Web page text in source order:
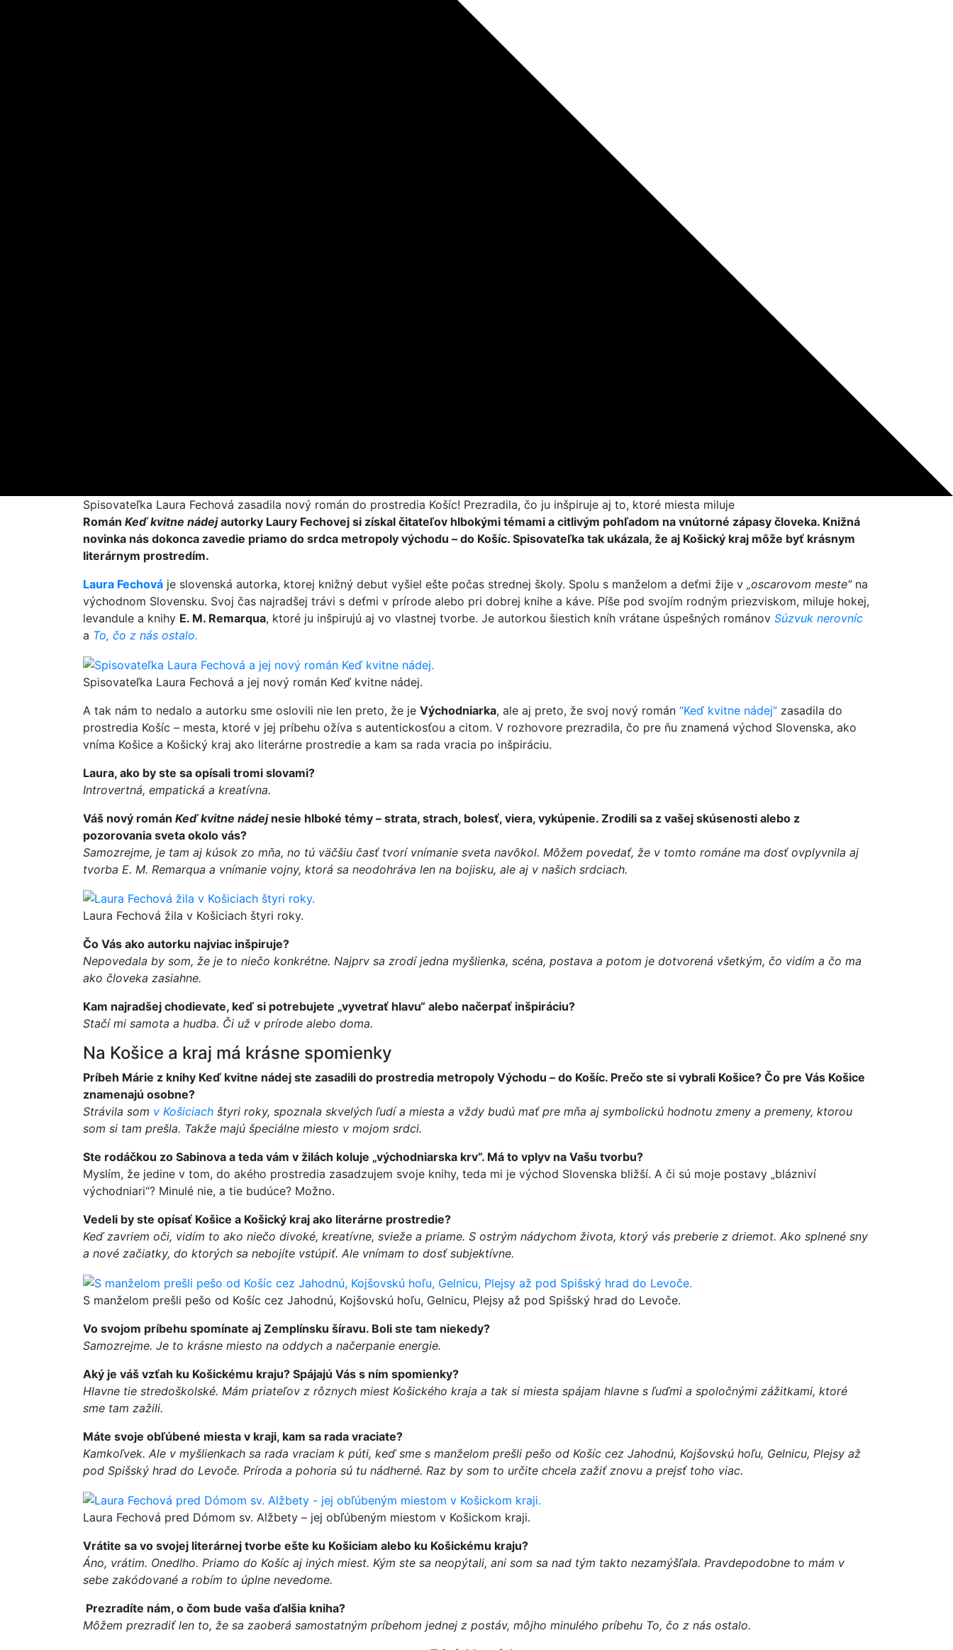
Spisovateľka Laura Fechová zasadila nový román do prostredia Košíc! Prezradila, čo ju inšpiruje aj to, ktoré miesta miluje
Román Keď kvitne nádejautorky Laury Fechovej si získal čitateľov hlbokými témami a citlivým pohľadom na vnútorné zápasy človeka. Knižná
novinka nás dokonca zavedie priamo do srdca metropoly východu – do Košíc. Spisovateľka tak ukázala, že aj Košický kraj môže byť krásnym
literárnym prostredím.
Laura Fechová je slovenská autorka, ktorej knižný debut vyšiel ešte počas strednej školy. Spolu s manželom a deťmi žije v „oscarovom meste“na
východnom Slovensku. Svoj čas najradšej trávi s deťmi v prírode alebo pri dobrej knihe a káve. Píše pod svojím rodným priezviskom, miluje hokej,
levandule a knihy E. M. Remarqua, ktoré ju inšpirujú aj vo vlastnej tvorbe. Je autorkou šiestich kníh vrátane úspešných románov Súzvuk nerovníc
a To, čo z nás ostalo.
Spisovateľka Laura Fechová a jej nový román Keď kvitne nádej.
A tak nám to nedalo a autorku sme oslovili nie len preto, že je Východniarka, ale aj preto, že svoj nový román “Keď kvitne nádej” zasadila do
prostredia Košíc – mesta, ktoré v jej príbehu ožíva s autentickosťou a citom. V rozhovore prezradila, čo pre ňu znamená východ Slovenska, ako
vníma Košice a Košický kraj ako literárne prostredie a kam sa rada vracia po inšpiráciu.
Laura, ako by ste sa opísali tromi slovami?
Introvertná, empatická a kreatívna.
Váš nový román Keď kvitne nádejnesie hlboké témy – strata, strach, bolesť, viera, vykúpenie. Zrodili sa z vašej skúsenosti alebo z
pozorovania sveta okolo vás?
Samozrejme, je tam aj kúsok zo mňa, no tú väčšiu časť tvorí vnímanie sveta navôkol. Môžem povedať, že v tomto románe ma dosť ovplyvnila aj
tvorba E. M. Remarqua a vnímanie vojny, ktorá sa neodohráva len na bojisku, ale aj v našich srdciach.
Laura Fechová žila v Košiciach štyri roky.
Čo Vás ako autorku najviac inšpiruje?
Nepovedala by som, že je to niečo konkrétne. Najprv sa zrodí jedna myšlienka, scéna, postava a potom je dotvorená všetkým, čo vidím a čo ma
ako človeka zasiahne.
Kam najradšej chodievate, keď si potrebujete „vyvetrať hlavu“ alebo načerpať inšpiráciu?
Stačí mi samota a hudba. Či už v prírode alebo doma.
Na Košice a kraj má krásne spomienky
Príbeh Márie z knihy Keď kvitne nádej ste zasadili do prostredia metropoly Východu – do Košíc. Prečo ste si vybrali Košice? Čo pre Vás Košice
znamenajú osobne?
Strávila som v Košiciach štyri roky, spoznala skvelých ľudí a miesta a vždy budú mať pre mňa aj symbolickú hodnotu zmeny a premeny, ktorou
som si tam prešla. Takže majú špeciálne miesto v mojom srdci.
Ste rodáčkou zo Sabinova a teda vám v žilách koluje „východniarska krv“. Má to vplyv na Vašu tvorbu?
Myslím, že jedine v tom, do akého prostredia zasadzujem svoje knihy, teda mi je východ Slovenska bližší. A či sú moje postavy „blázniví
východniari“? Minulé nie, a tie budúce? Možno.
Vedeli by ste opísať Košice a Košický kraj ako literárne prostredie?
Keď zavriem oči, vidím to ako niečo divoké, kreatívne, svieže a priame. S ostrým nádychom života, ktorý vás preberie z driemot. Ako splnené sny
a nové začiatky, do ktorých sa nebojíte vstúpiť. Ale vnímam to dosť subjektívne.
S manželom prešli pešo od Košíc cez Jahodnú, Kojšovskú hoľu, Gelnicu, Plejsy až pod Spišský hrad do Levoče.
Vo svojom príbehu spomínate aj Zemplínsku šíravu. Boli ste tam niekedy?
Samozrejme. Je to krásne miesto na oddych a načerpanie energie.
Aký je váš vzťah ku Košickému kraju? Spájajú Vás s ním spomienky?
Hlavne tie stredoškolské. Mám priateľov z rôznych miest Košického kraja a tak si miesta spájam hlavne s ľuďmi a spoločnými zážitkami, ktoré
sme tam zažili.
Máte svoje obľúbené miesta v kraji, kam sa rada vraciate?
Kamkoľvek. Ale v myšlienkach sa rada vraciam k púti, keď sme s manželom prešli pešo od Košíc cez Jahodnú, Kojšovskú hoľu, Gelnicu, Plejsy až
pod Spišský hrad do Levoče. Príroda a pohoria sú tu nádherné. Raz by som to určite chcela zažiť znovu a prejsť toho viac.
Laura Fechová pred Dómom sv. Alžbety – jej obľúbeným miestom v Košickom kraji.
Vrátite sa vo svojej literárnej tvorbe ešte ku Košiciam alebo ku Košickému kraju?
Áno, vrátim. Onedlho. Priamo do Košíc aj iných miest. Kým ste sa neopýtali, ani som sa nad tým takto nezamýšľala. Pravdepodobne to mám v
sebe zakódované a robím to úplne nevedome.
Prezradíte nám, o čom bude vaša ďalšia kniha?
Môžem prezradiť len to, že sa zaoberá samostatným príbehom jednej z postáv, môjho minulého príbehu To, čo z nás ostalo.